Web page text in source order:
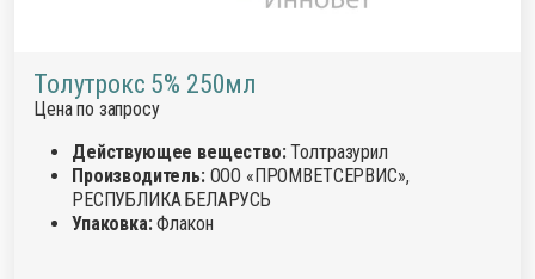
Толутрокс 5% 250мл
Цена по запросу
Действующее вещество:Толтразурил
Производитель:ООО «ПРОМВЕТСЕРВИС»,
РЕСПУБЛИКА БЕЛАРУСЬ
Упаковка:Флакон